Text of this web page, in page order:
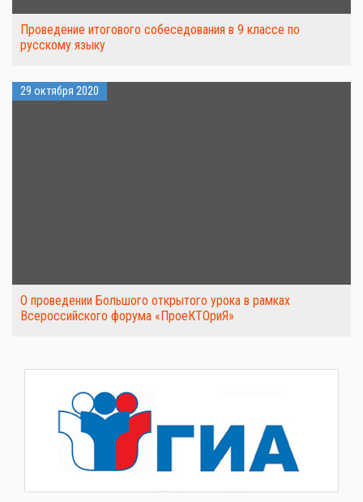
Проведение итогового собеседования в 9 классе по
русскому языку
29 октября 2020
О проведении Большого открытого урока в рамках
Всероссийского форума «ПроеКТОриЯ»